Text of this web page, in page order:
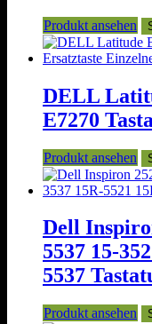
Produkt ansehen
DELL
E7270
Produkt ansehen
Dell
5537 15-
5537
Produkt ansehen